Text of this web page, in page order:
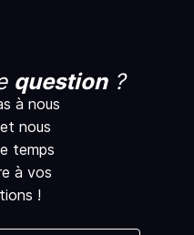
question?
à nous
nous
temps
à vos
!